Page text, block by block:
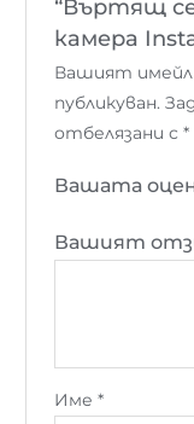
“Въртящ
камера
Вашият имейл
публикуван.
отбелязани с *
Вашата
Вашият
Име *